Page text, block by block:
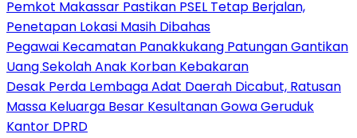
Pemkot Makassar Pastikan PSEL Tetap Berjalan,
Penetapan Lokasi Masih Dibahas
Pegawai Kecamatan Panakkukang Patungan Gantikan
Uang Sekolah Anak Korban Kebakaran
Desak Perda Lembaga Adat Daerah Dicabut, Ratusan
Massa Keluarga Besar Kesultanan Gowa Geruduk
Kantor DPRD